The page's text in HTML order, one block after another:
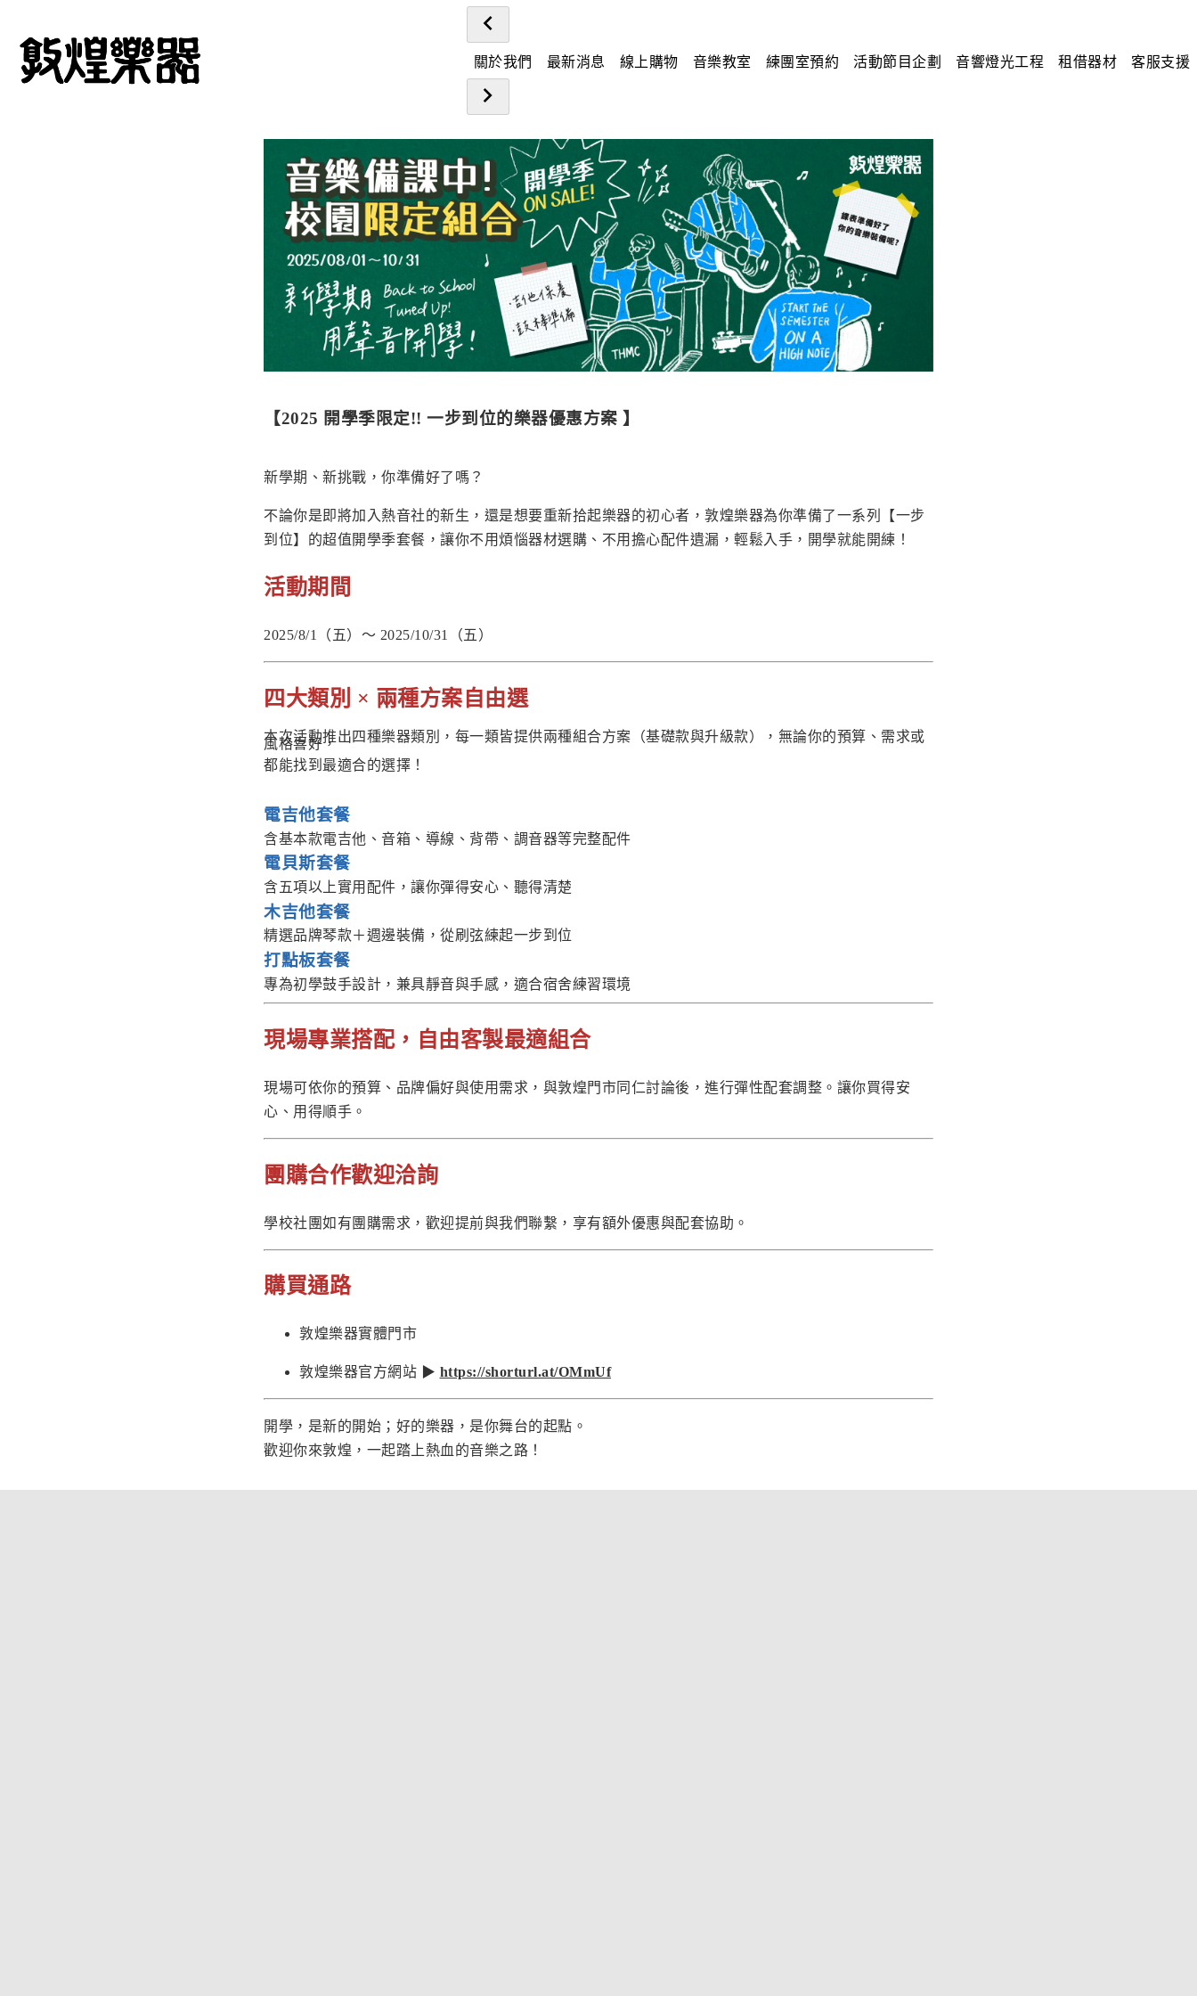
關於我們 最新消息 線上購物 音樂教室 練團室預約 活動節目企劃 音響燈光工程 租借器材 客服支援
【2025 開學季限定!! 一步到位的樂器優惠方案 】
新學期、新挑戰，你準備好了嗎？
不論你是即將加入熱音社的新生，還是想要重新拾起樂器的初心者，敦煌樂器為你準備了一系列【一步
到位】的超值開學季套餐，讓你不用煩惱器材選購、不用擔心配件遺漏，輕鬆入手，開學就能開練！
活動期間
2025/8/1（五）～ 2025/10/31（五）
四大類別 × 兩種方案自由選
本次活動推出四種樂器類別，每一類皆提供兩種組合方案（基礎款與升級款），無論你的預算、需求或
風格喜好，
都能找到最適合的選擇！
電吉他套餐
含基本款電吉他、音箱、導線、背帶、調音器等完整配件
電貝斯套餐
含五項以上實用配件，讓你彈得安心、聽得清楚
木吉他套餐
精選品牌琴款＋週邊裝備，從刷弦練起一步到位
打點板套餐
專為初學鼓手設計，兼具靜音與手感，適合宿舍練習環境
現場專業搭配，自由客製最適組合
現場可依你的預算、品牌偏好與使用需求，與敦煌門市同仁討論後，進行彈性配套調整。讓你買得安
心、用得順手。
團購合作歡迎洽詢
學校社團如有團購需求，歡迎提前與我們聯繫，享有額外優惠與配套協助。
購買通路
敦煌樂器實體門市
敦煌樂器官方網站 ▶ https://shorturl.at/OMmUf
開學，是新的開始；好的樂器，是你舞台的起點。
歡迎你來敦煌，一起踏上熱血的音樂之路！